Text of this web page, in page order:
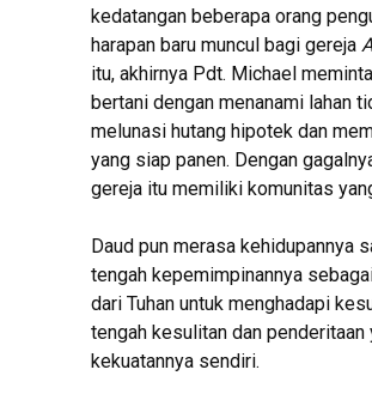
kedatangan beberapa orang
harapan baru muncul bagi gereja
itu, akhirnya Pdt. Michael
bertani dengan menanami lahan
melunasi hutang hipotek dan
yang siap panen. Dengan
gereja itu memiliki komunitas
Daud pun merasa kehidupannya
tengah kepemimpinannya
dari Tuhan untuk menghadapi
tengah kesulitan dan penderitaan
kekuatannya sendiri.